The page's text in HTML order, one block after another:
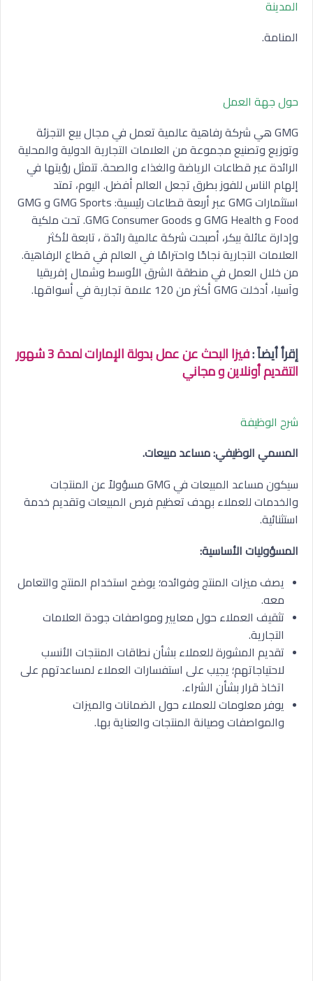
المدينة
المنامة.
حول جهة العمل
GMG هي شركة رفاهية عالمية تعمل في مجال بيع التجزئة
وتوزيع وتصنيع مجموعة من العلامات التجارية الدولية والمحلية
الرائدة عبر قطاعات الرياضة والغذاء والصحة. تتمثل رؤيتها في
إلهام الناس للفوز بطرق تجعل العالم أفضل. اليوم، تمتد
استثمارات GMG عبر أربعة قطاعات رئيسية: GMG Sports و GMG
Food و GMG Health و GMG Consumer Goods. تحت ملكية
وإدارة عائلة بيكر، أصبحت شركة عالمية رائدة ، تابعة لأكثر
العلامات التجارية نجاحًا واحترامًا في العالم في قطاع الرفاهية.
من خلال العمل في منطقة الشرق الأوسط وشمال إفريقيا
وآسيا، أدخلت GMG أكثر من 120 علامة تجارية في أسواقها.
إقرأ أيضاً : فيزا البحث عن عمل بدولة الإمارات لمدة 3 شهور
التقديم أونلاين و مجاني
شرح الوظيفة
المسمي الوظيفي: مساعد مبيعات.
سيكون مساعد المبيعات في GMG مسؤولاً عن المنتجات
والخدمات للعملاء بهدف تعظيم فرص المبيعات وتقديم خدمة
استثنائية.
المسؤوليات الأساسية:
يصف ميزات المنتج وفوائده؛ يوضح استخدام المنتج والتعامل
معه.
تثقيف العملاء حول معايير ومواصفات جودة العلامات
التجارية.
تقديم المشورة للعملاء بشأن نطاقات المنتجات الأنسب
لاحتياجاتهم؛ يجيب على استفسارات العملاء لمساعدتهم على
اتخاذ قرار بشأن الشراء.
يوفر معلومات للعملاء حول الضمانات والميزات
والمواصفات وصيانة المنتجات والعناية بها.